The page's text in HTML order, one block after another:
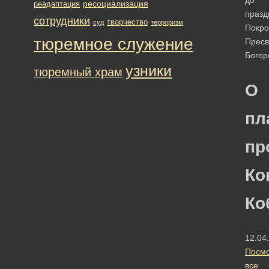
О
все
реадаптация ресоциализация
сотрудники суд творчество терроризм
тюремное служение
тюремный храм узники